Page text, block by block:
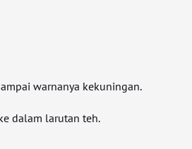
warnanya kekuningan.
dalam larutan teh.